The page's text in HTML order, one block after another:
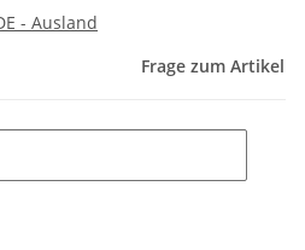
- Ausland
Frage zum Artikel